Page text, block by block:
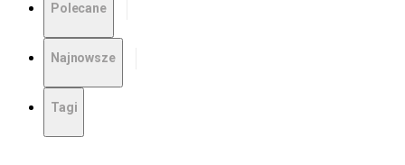
Polecane
Najnowsze
Tagi